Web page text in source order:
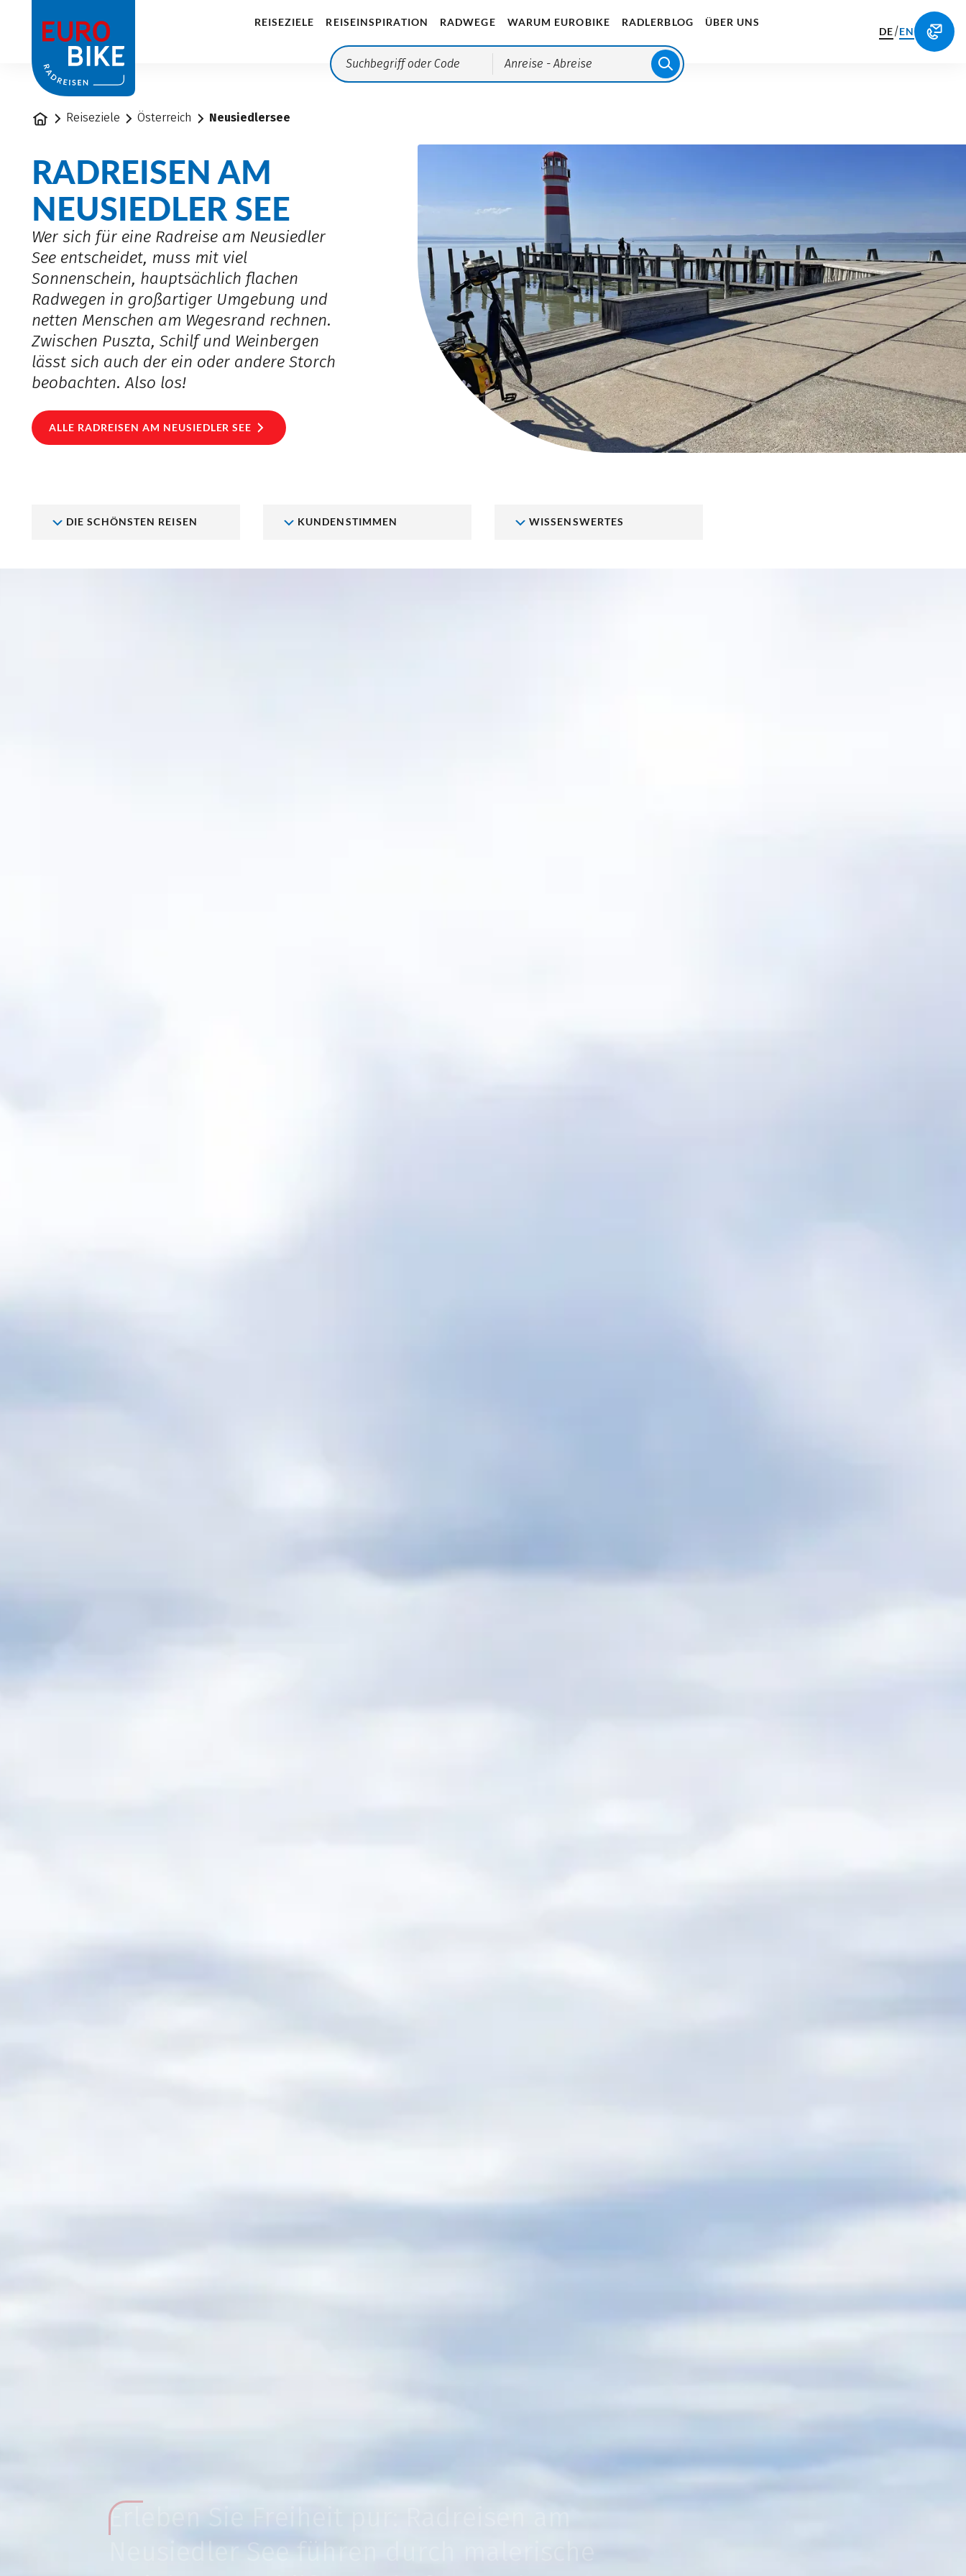
REISEZIELE REISEINSPIRATION RADWEGE WARUM EUROBIKE RADLERBLOG ÜBER UNS
Anreise - Abreise
DE/EN
StartseiteReiseziele Österreich Neusiedlersee
RADREISEN AM
NEUSIEDLER SEE
Wer sich für eine Radreise am Neusiedler
See entscheidet, muss mit viel
Sonnenschein, hauptsächlich flachen
Radwegen in großartiger Umgebung und
netten Menschen am Wegesrand rechnen.
Zwischen Puszta, Schilf und Weinbergen
lässt sich auch der ein oder andere Storch
beobachten. Also los!
ALLE RADREISEN AM NEUSIEDLER SEE
DIE SCHÖNSTEN REISEN KUNDENSTIMMEN WISSENSWERTES
Erleben Sie Freiheit pur: Radreisen am
Neusiedler See führen durch malerische